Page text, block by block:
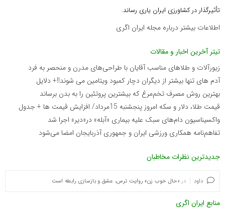
تأثیرگذار در کشاورزی ایران یاری رساند.
اطلاعات بیشتر درباره مجله ایران اگری
تیتر آخرین اخبار و مقالات
زیورآلات و طلاهای مناسب آقایان با طراحی‌های مدرن و منحصر به فرد
آدم های تنها بیشتر از دیگران دچار کمبود ویتامین می شوند!!+ دلایل
بهترین روش مصرف تخم‌مرغ که بیشترین پروتئین را به بدن برساند
قیمت طلا، دلار و سکه امروز پنجشنبه 15مرداد/ افزایش قیمت ها + جدول
واکسیناسیون دام‌های سبک علیه بیماری «آبله» در«دیر» اجرا شد
تفاهم‌نامه همکاری ورزشی ایران و جمهوری آذربایجان امضا می‌شود
جدیدترین نظرات مخاطبان
داود در «حال خوب زن» روایت ترس، عشق و بازسازی رابطه است
منابع ایران اگری